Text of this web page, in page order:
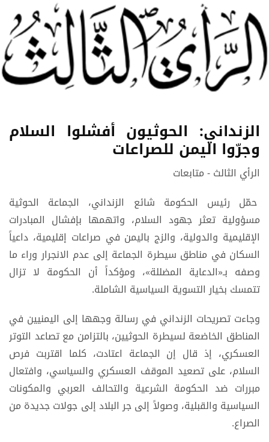
الزنداني: الحوثيون أفشلوا السلام
وجرّوا اليمن للصراعات
الرأي الثالث - متابعات
حمّل رئيس الحكومة شائع الزنداني، الجماعة الحوثية
مسؤولية تعثر جهود السلام، واتهمها بإفشال المبادرات
الإقليمية والدولية، والزج باليمن في صراعات إقليمية، داعياً
السكان في مناطق سيطرة الجماعة إلى عدم الانجرار وراء ما
وصفه بـ«الدعاية المضللة»، ومؤكداً أن الحكومة لا تزال
تتمسك بخيار التسوية السياسية الشاملة.
وجاءت تصريحات الزنداني في رسالة وجهها إلى اليمنيين في
المناطق الخاضعة لسيطرة الحوثيين، بالتزامن مع تصاعد التوتر
العسكري، إذ قال إن الجماعة اعتادت، كلما اقتربت فرص
السلام، على تصعيد الموقف العسكري والسياسي، وافتعال
مبررات ضد الحكومة الشرعية والتحالف العربي والمكونات
السياسية والقبلية، وصولاً إلى جر البلاد إلى جولات جديدة من
الصراع.